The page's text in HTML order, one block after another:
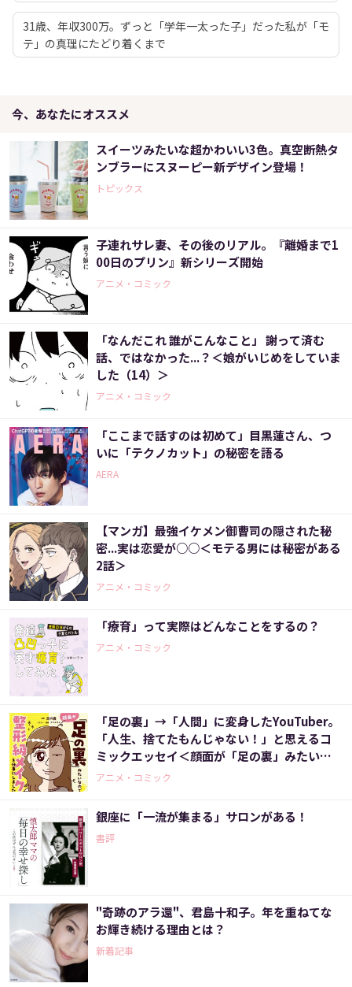
31歳、年収300万。ずっと「学年一太った子」だった私が「モ
テ」の真理にたどり着くまで
今、あなたにオススメ
スイーツみたいな超かわいい3色。真空断熱タ
ンブラーにスヌーピー新デザイン登場！
トピックス
子連れサレ妻、その後のリアル。『離婚まで1
00日のプリン』新シリーズ開始
アニメ・コミック
「なんだこれ 誰がこんなこと」 謝って済む
話、ではなかった...？＜娘がいじめをしていま
した（14）＞
アニメ・コミック
「ここまで話すのは初めて」目黒蓮さん、つ
いに「テクノカット」の秘密を語る
AERA
【マンガ】最強イケメン御曹司の隠された秘
密...実は恋愛が○○＜モテる男には秘密がある
2話＞
アニメ・コミック
「療育」って実際はどんなことをするの？
アニメ・コミック
「足の裏」→「人間」に変身したYouTuber。
「人生、捨てたもんじゃない！」と思えるコ
ミックエッセイ＜顔面が「足の裏」みたいな
ので整形級メイクを仕事にしました＞
アニメ・コミック
銀座に「一流が集まる」サロンがある！
書評
"奇跡のアラ還"、君島十和子。年を重ねてな
お輝き続ける理由とは？
新着記事